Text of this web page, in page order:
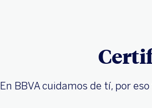
En BBVA cuidamos de tí, por